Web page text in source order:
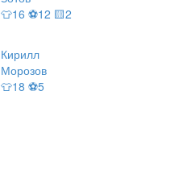
👕16 ⚽12 🟨2
Кирилл
Морозов
👕18 ⚽5